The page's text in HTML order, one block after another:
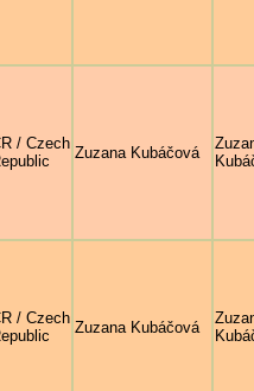
/ Czech
Zuzana Kubáčová
/ Czech
Zuzana Kubáčová